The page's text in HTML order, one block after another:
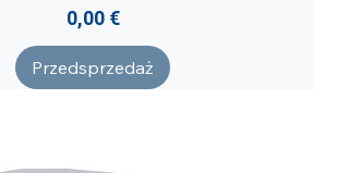
Cena
0,00 €
Przedsprzedaż